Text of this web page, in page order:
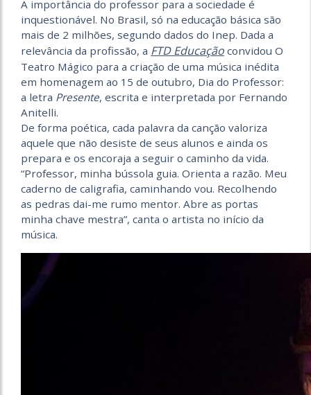
A importância do professor para a sociedade é
inquestionável. No Brasil, só na educação básica são
mais de 2 milhões, segundo dados do Inep. Dada a
relevância da profissão, a FTD Educação convidou O
Teatro Mágico para a criação de uma música inédita
em homenagem ao 15 de outubro, Dia do Professor:
a letra Presente, escrita e interpretada por Fernando
Anitelli.
De forma poética, cada palavra da canção valoriza
aquele que não desiste de seus alunos e ainda os
prepara e os encoraja a seguir o caminho da vida.
“Professor, minha bússola guia. Orienta a razão. Meu
caderno de caligrafia, caminhando vou. Recolhendo
as pedras dai-me rumo mentor. Abre as portas
minha chave mestra”, canta o artista no início da
música.